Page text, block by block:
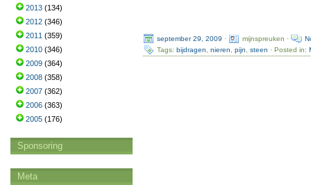
september 29, 2009 · mijnspreuken ·
Tags: bijdragen nieren pijn steen · Posted in:
2013 (134)
2012 (346)
2011 (359)
2010 (346)
2009 (364)
2008 (358)
2007 (362)
2006 (363)
2005 (176)
Sponsoring
Meta